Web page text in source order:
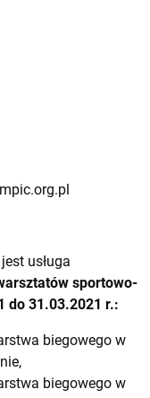
usługa
sportowo-
do 31.03.2021 r.:
biegowego w
biegowego w